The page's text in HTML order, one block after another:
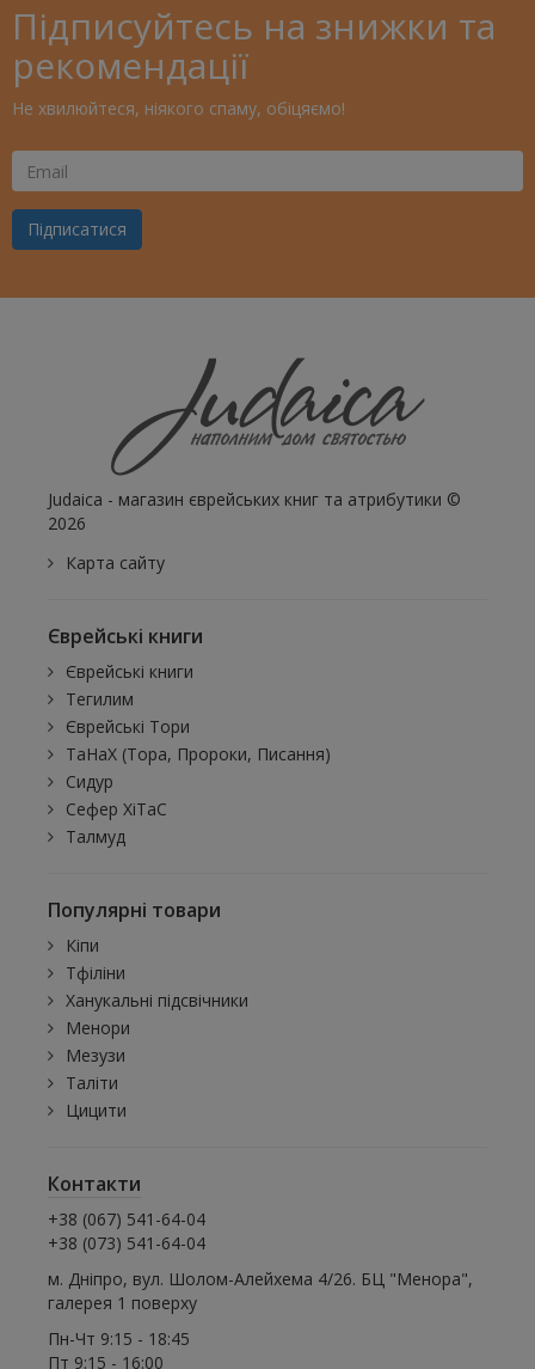
Підписуйтесь на знижки та
рекомендації
Не хвилюйтеся, ніякого спаму, обіцяємо!
Ваш
Email
Підписатися
Judaica - магазин єврейських книг та атрибутики ©
2026
Карта сайту
Єврейські книги
Єврейські книги
Тегилим
Єврейські Тори
ТаНаХ (Тора, Пророки, Писання)
Сидур
Сефер ХіТаС
Талмуд
Популярні товари
Кіпи
Тфіліни
Ханукальні підсвічники
Менори
Мезузи
Таліти
Цицити
Контакти
+38 (067) 541-64-04
+38 (073) 541-64-04
м. Дніпро, вул. Шолом-Алейхема 4/26. БЦ "Менора",
галерея 1 поверху
Пн-Чт 9:15 - 18:45
Пт 9:15 - 16:00